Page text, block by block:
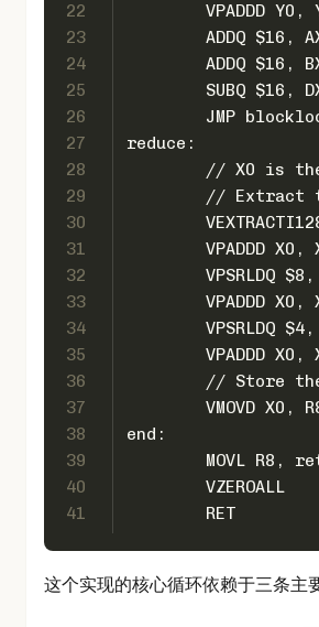
22
23
24
25
26
27
28
29
30
31
32
33
34
35
36
37
38
39
40
41
VPADDD Y0,
ADDQ $16,
ADDQ $16,
SUBQ $16,
JMP
reduce:
// X0 is
// Extract
VPADDD X0,
VPSRLDQ
VPADDD X0,
VPSRLDQ
VPADDD X0,
// Store
VMOVD X0,
end:
MOVL R8,
	VZEROALL
	RET
这个实现的核心循环依赖于三条主